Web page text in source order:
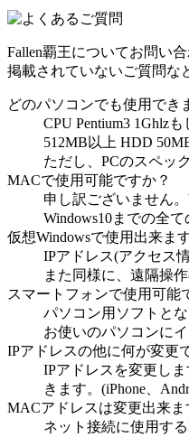
Fallen覇王についてお問い
掲載されていないご質問な
どのパソコンでも使用でき
CPU Pentium3 1Ghlz
512MB以上 HDD
ただし、PCのスペッ
MACで使用可能ですか？
申し訳ございません
Windows10までの全
仮想Windowsで使用出来ま
IPアドレス(アクセス
また同様に、遠隔操
スマートフォンで使用可能
パソコン用ソフトと
お使いのパソコンに
IPアドレスの他に何が変更
IPアドレスを変更し
きます。(iPhone、
MACアドレスは変更出来ま
ネット接続に使用す